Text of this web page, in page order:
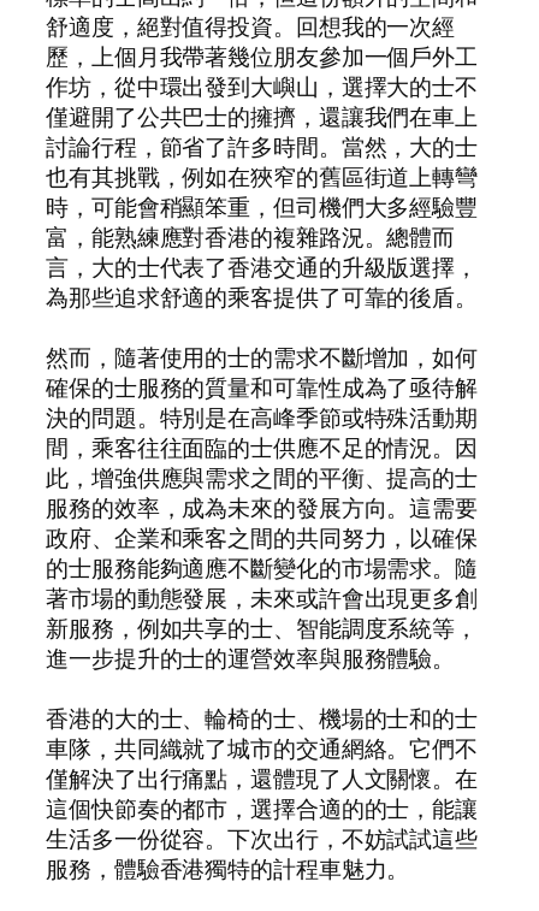
舒適度，絕對值得投資。回想我的一次經
歷，上個月我帶著幾位朋友參加一個戶外工
作坊，從中環出發到大嶼山，選擇大的士不
僅避開了公共巴士的擁擠，還讓我們在車上
討論行程，節省了許多時間。當然，大的士
也有其挑戰，例如在狹窄的舊區街道上轉彎
時，可能會稍顯笨重，但司機們大多經驗豐
富，能熟練應對香港的複雜路況。總體而
言，大的士代表了香港交通的升級版選擇，
為那些追求舒適的乘客提供了可靠的後盾。
然而，隨著使用的士的需求不斷增加，如何
確保的士服務的質量和可靠性成為了亟待解
決的問題。特別是在高峰季節或特殊活動期
間，乘客往往面臨的士供應不足的情況。因
此，增強供應與需求之間的平衡、提高的士
服務的效率，成為未來的發展方向。這需要
政府、企業和乘客之間的共同努力，以確保
的士服務能夠適應不斷變化的市場需求。隨
著市場的動態發展，未來或許會出現更多創
新服務，例如共享的士、智能調度系統等，
進一步提升的士的運營效率與服務體驗。
香港的大的士、輪椅的士、機場的士和的士
車隊，共同織就了城市的交通網絡。它們不
僅解決了出行痛點，還體現了人文關懷。在
這個快節奏的都市，選擇合適的的士，能讓
生活多一份從容。下次出行，不妨試試這些
服務，體驗香港獨特的計程車魅力。